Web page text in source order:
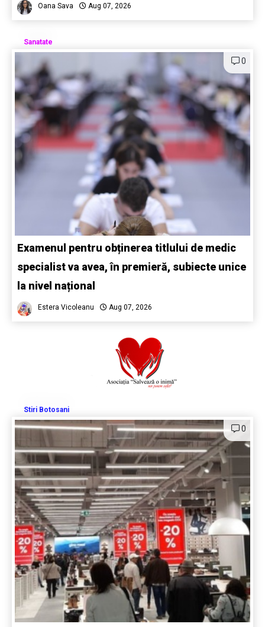
Oana Sava Aug 07, 2026
Sanatate
0
Examenul pentru obținerea titlului de medic
specialist va avea, în premieră, subiecte unice
la nivel național
Estera Vicoleanu Aug 07, 2026
Stiri Botosani
0